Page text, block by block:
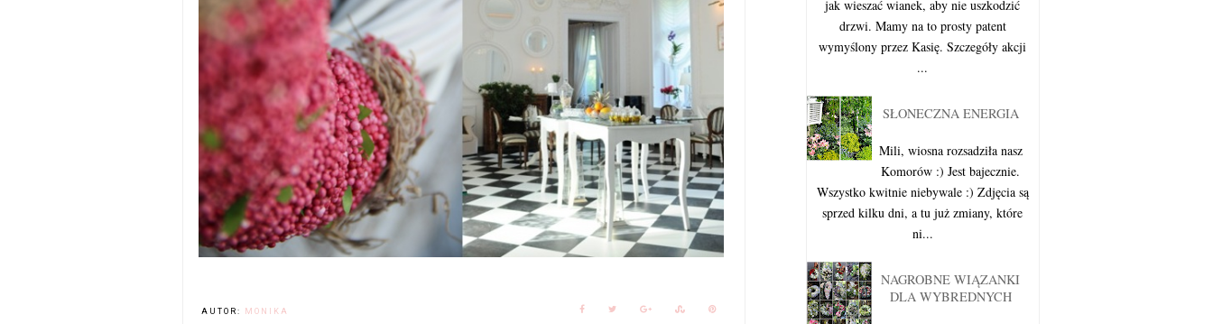
AUTOR: MONIKA
jak wieszać wianek, aby nie uszkodzić
drzwi. Mamy na to prosty patent
wymyślony przez Kasię. Szczegóły akcji
...
SŁONECZNA ENERGIA
Mili, wiosna rozsadziła nasz
Komorów :) Jest bajecznie.
Wszystko kwitnie niebywale :) Zdjęcia są
sprzed kilku dni, a tu już zmiany, które
ni...
NAGROBNE WIĄZANKI
DLA WYBREDNYCH